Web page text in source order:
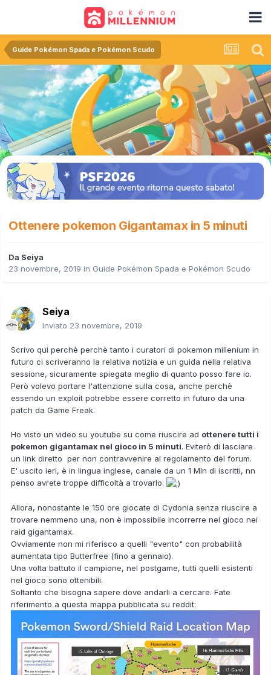
Guide Pokémon Spada e Pokémon Scudo
Ottenere pokemon Gigantamax in 5 minuti
Da Seiya
23 novembre, 2019 in Guide Pokémon Spada e Pokémon Scudo
Seiya
Inviato 23 novembre, 2019
Scrivo qui perchè perchè tanto i curatori di pokemon millenium in
futuro ci scriveranno la relativa notizia e un guida nella relativa
sessione, sicuramente spiegata meglio di quanto posso fare io.
Però volevo portare l'attenzione sulla cosa, anche perchè
essendo un exploit potrebbe essere corretto in futuro da una
patch da Game Freak.
Ho visto un video su youtube su come riuscire ad ottenere tutti i
pokemon gigantamax nel gioco in 5 minuti. Eviterò di lasciare
un link diretto per non contravvenire al regolamento del forum.
E' uscito ieri, è in lingua inglese, canale da un 1 Mln di iscritti, nn
penso avrete troppe difficoltà a trovarlo.
Allora, nonostante le 150 ore giocate di Cydonia senza riuscire a
trovare nemmeno una, non è impossibile incorrerre nel gioco nei
raid gigantamax.
Ovviamente non mi riferisco a quelli "evento" con probabilità
aumentata tipo Butterfree (fino a gennaio).
Una volta battuto il campione, nel postgame, tutti quelli esistenti
nel gioco sono ottenibili.
Soltanto che bisogna sapere dove andarli a cercare. Fate
riferimento a questa mappa pubblicata su reddit: